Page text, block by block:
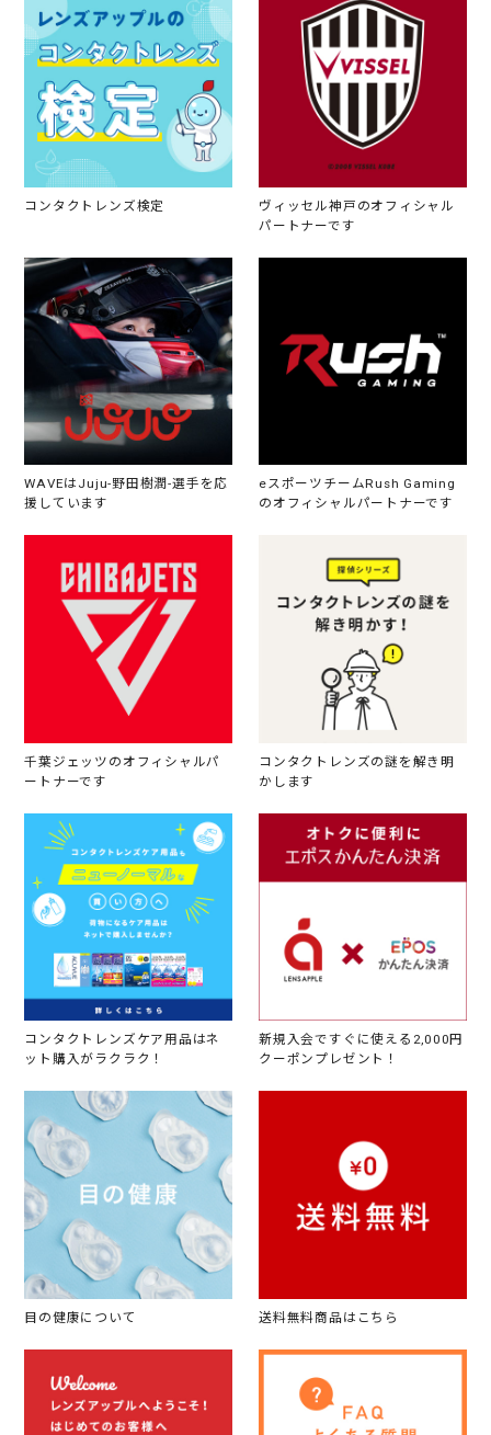
コンタクトレンズ検定
ヴィッセル神戸のオフィシャル
パートナーです
WAVEはJuju-野田樹潤-選手を応
援しています
eスポーツチームRush Gaming
のオフィシャルパートナーです
千葉ジェッツのオフィシャルパ
ートナーです
コンタクトレンズの謎を解き明
かします
コンタクトレンズケア用品はネ
ット購入がラクラク！
新規入会ですぐに使える2,000円
クーポンプレゼント！
目の健康について 送料無料商品はこちら